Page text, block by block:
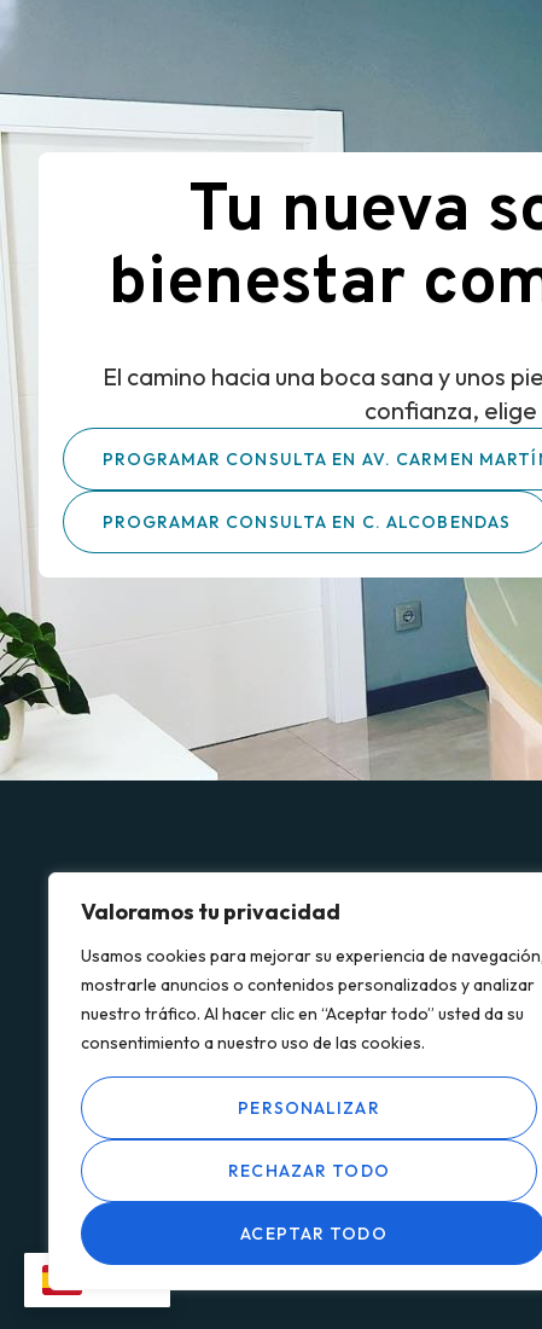
Valoramos tu privacidad
Usamos cookies para mejorar su experiencia de navegación,
mostrarle anuncios o contenidos personalizados y analizar
nuestro tráfico. Al hacer clic en “Aceptar todo” usted da su
consentimiento a nuestro uso de las cookies.
PERSONALIZAR
RECHAZAR TODO
ACEPTAR TODO
Tu nueva
bienestar
El camino hacia una boca sana y unos
confianza,
PROGRAMAR CONSULTA EN AV. CARMEN
PROGRAMAR CONSULTA EN C. ALCOBENDAS
Copyright © 2026 Clinica Nortedental. Todos los derechos